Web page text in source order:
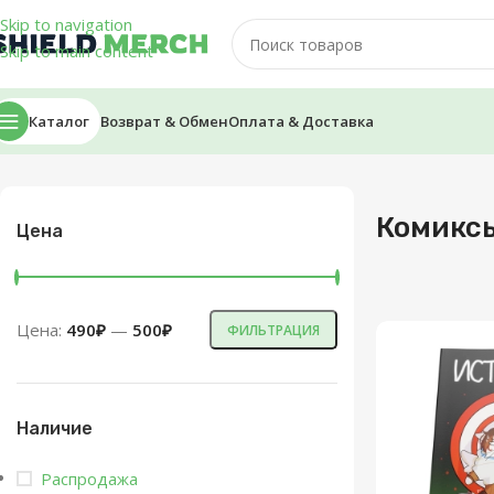
Skip to navigation
Skip to main content
Каталог Возврат & ОбменОплата & Доставка
Главная/Комиксы
Цена
ФИЛЬТРАЦИЯ
Цена: 490₽ — 500₽
Наличие
Распродажа